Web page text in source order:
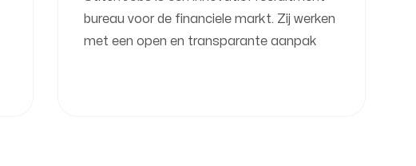
bureau voor de financiele markt. Zij werken
met een open en transparante aanpak